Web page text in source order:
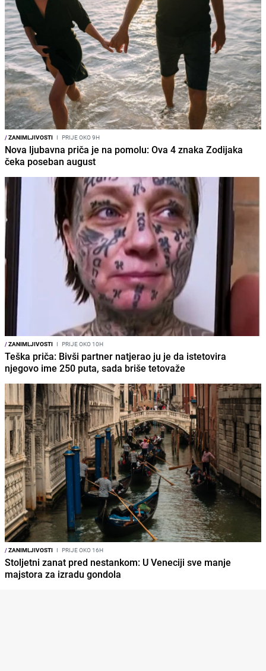
/ZANIMLJIVOSTI I PRIJE OKO 9H
Nova ljubavna priča je na pomolu: Ova 4 znaka Zodijaka
čeka poseban august
/ZANIMLJIVOSTI I PRIJE OKO 10H
Teška priča: Bivši partner natjerao ju je da istetovira
njegovo ime 250 puta, sada briše tetovaže
/ZANIMLJIVOSTI I PRIJE OKO 16H
Stoljetni zanat pred nestankom: U Veneciji sve manje
majstora za izradu gondola